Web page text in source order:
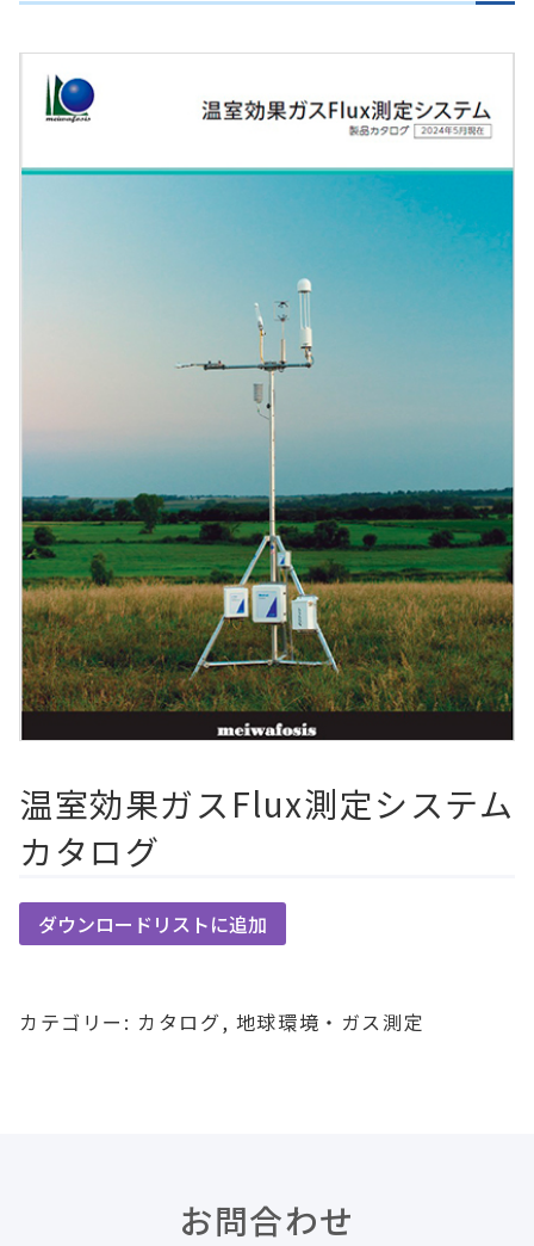
温室効果ガスFlux測定システム
カタログ
ダウンロードリストに追加
カテゴリー: カタログ, 地球環境・ガス測定
お問合わせ